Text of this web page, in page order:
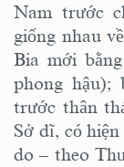
Nam trước
giống nhau
Bia mới
phong hậu);
trước thân
Sở dĩ, có
do – theo